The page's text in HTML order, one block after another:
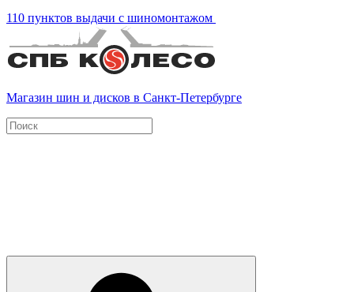
110 пунктов выдачи с шиномонтажом
Магазин шин и дисков в Санкт-Петербурге